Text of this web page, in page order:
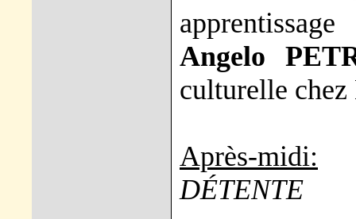
apprentissage
Angelo
culturelle chez
Après-midi:
DÉTENTE